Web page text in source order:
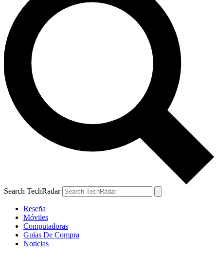
Search TechRadar
Reseña
Móviles
Computadoras
Guías De Compra
Noticias